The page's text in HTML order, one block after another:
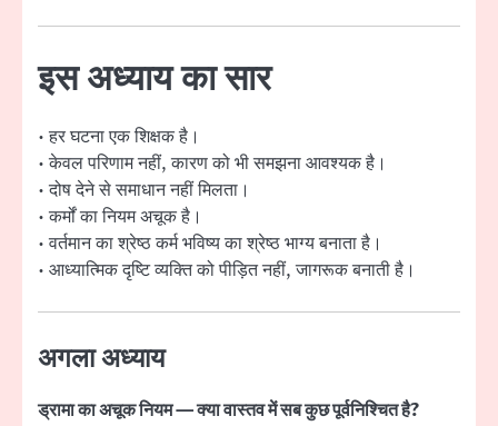
इस अध्याय का सार
• हर घटना एक शिक्षक है।
• केवल परिणाम नहीं, कारण को भी समझना आवश्यक है।
• दोष देने से समाधान नहीं मिलता।
• कर्मों का नियम अचूक है।
• वर्तमान का श्रेष्ठ कर्म भविष्य का श्रेष्ठ भाग्य बनाता है।
• आध्यात्मिक दृष्टि व्यक्ति को पीड़ित नहीं, जागरूक बनाती है।
अगला अध्याय
ड्रामा का अचूक नियम — क्या वास्तव में सब कुछ पूर्वनिश्चित है?